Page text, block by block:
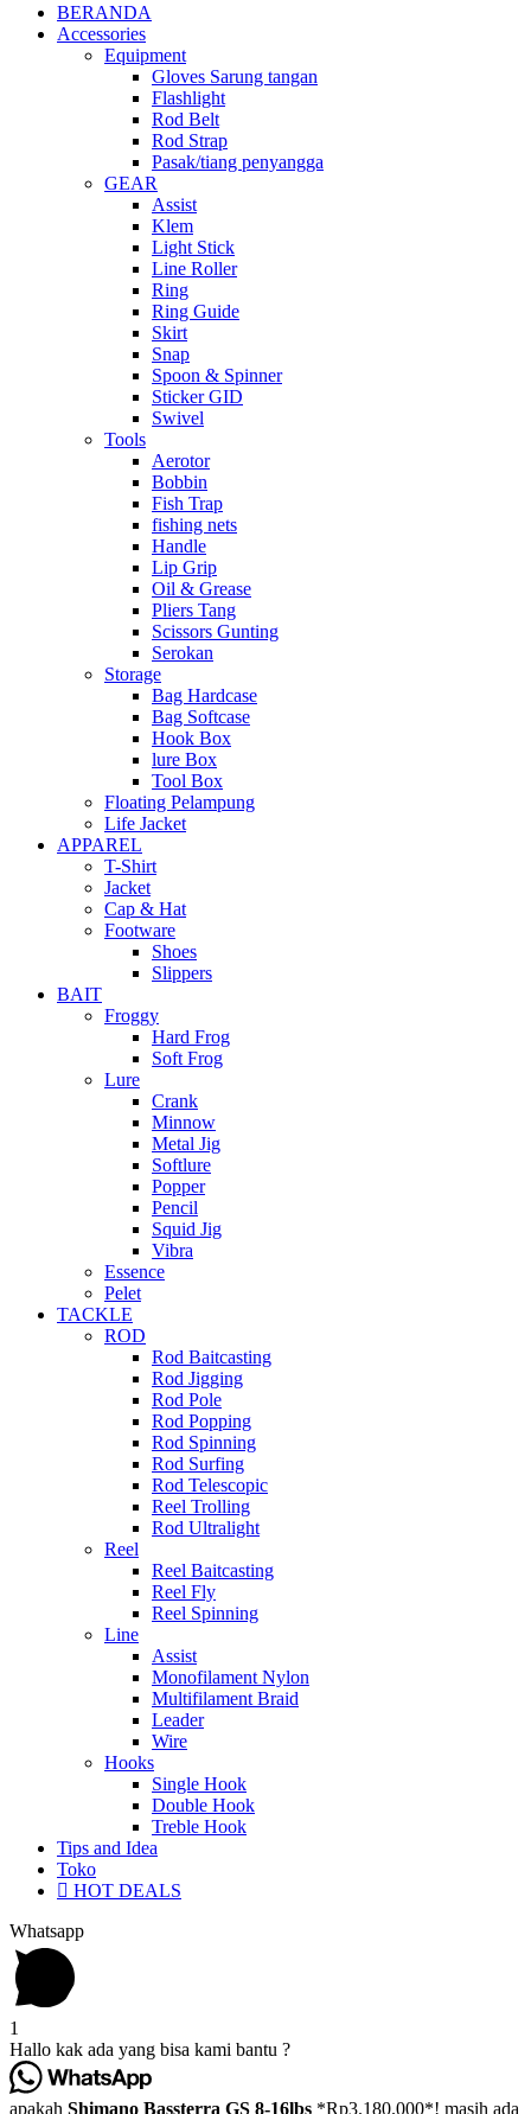
BERANDA
Accessories
Equipment
Gloves Sarung tangan
Flashlight
Rod Belt
Rod Strap
Pasak/tiang penyangga
GEAR
Assist
Klem
Light Stick
Line Roller
Ring
Ring Guide
Skirt
Snap
Spoon & Spinner
Sticker GID
Swivel
Tools
Aerotor
Bobbin
Fish Trap
fishing nets
Handle
Lip Grip
Oil & Grease
Pliers Tang
Scissors Gunting
Serokan
Storage
Bag Hardcase
Bag Softcase
Hook Box
lure Box
Tool Box
Floating Pelampung
Life Jacket
APPAREL
T-Shirt
Jacket
Cap & Hat
Footware
Shoes
Slippers
BAIT
Froggy
Hard Frog
Soft Frog
Lure
Crank
Minnow
Metal Jig
Softlure
Popper
Pencil
Squid Jig
Vibra
Essence
Pelet
TACKLE
ROD
Rod Baitcasting
Rod Jigging
Rod Pole
Rod Popping
Rod Spinning
Rod Surfing
Rod Telescopic
Reel Trolling
Rod Ultralight
Reel
Reel Baitcasting
Reel Fly
Reel Spinning
Line
Assist
Monofilament Nylon
Multifilament Braid
Leader
Wire
Hooks
Single Hook
Double Hook
Treble Hook
Tips and Idea
Toko
HOT DEALS
Whatsapp
1
Hallo kak ada yang bisa kami bantu ?
apakah Shimano Bassterra GS 8-16lbs *Rp3.180.000*! masih ada